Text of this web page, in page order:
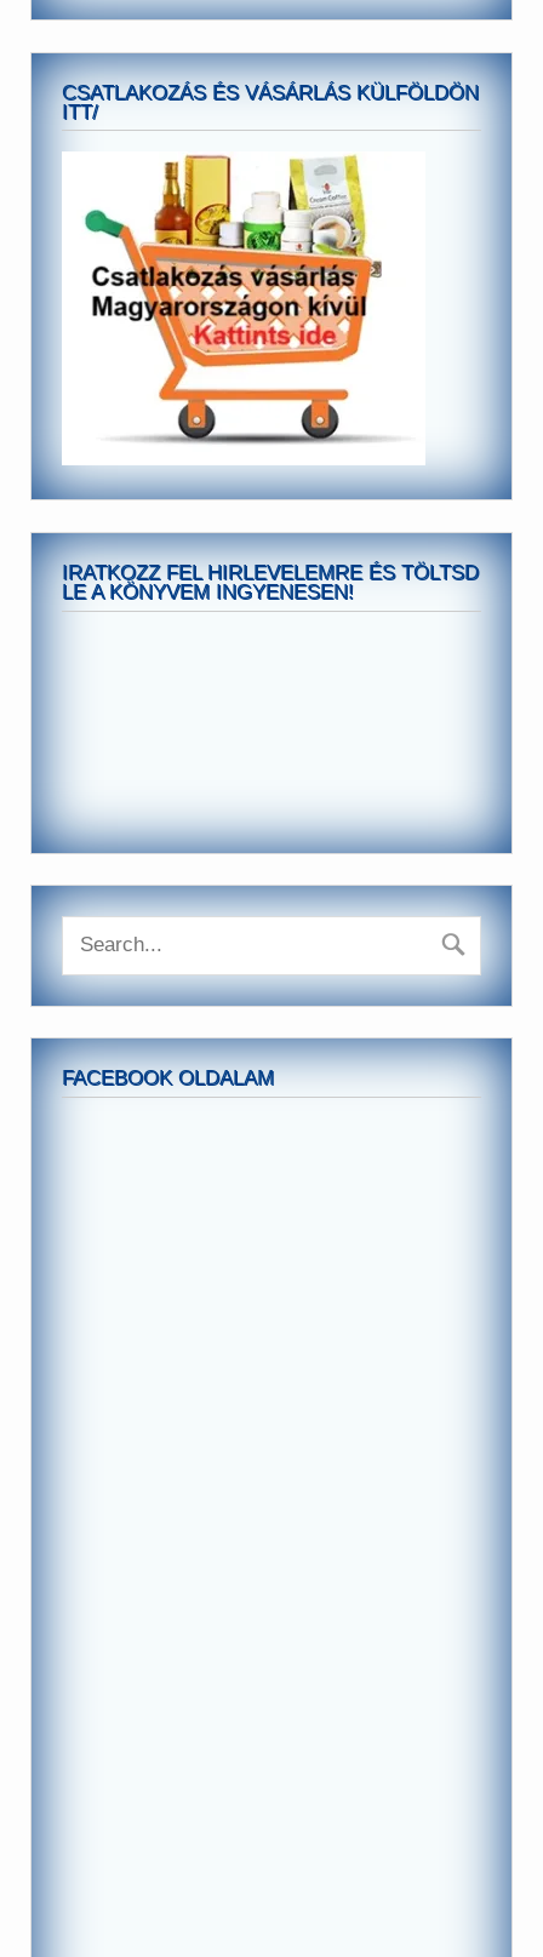
CSATLAKOZÁS ÉS VÁSÁRLÁS KÜLFÖLDÖN
ITT/
IRATKOZZ FEL HIRLEVELEMRE ÉS TÖLTSD
LE A KÖNYVEM INGYENESEN!
FACEBOOK OLDALAM